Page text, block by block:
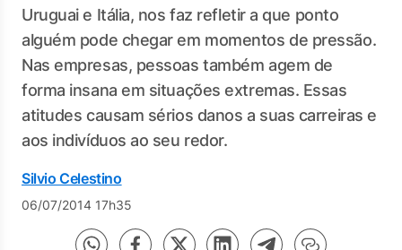
Uruguai e Itália, nos faz refletir a que ponto
alguém pode chegar em momentos de pressão.
Nas empresas, pessoas também agem de
forma insana em situações extremas. Essas
atitudes causam sérios danos a suas carreiras e
aos indivíduos ao seu redor.
Silvio Celestino
06/07/2014 17h35